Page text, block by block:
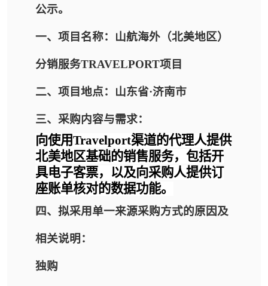
公示。
一、项目名称：山航海外（北美地区）
分销服务TRAVELPORT项目
二、项目地点：山东省·济南市
三、采购内容与需求：
向使用Travelport渠道的代理人提供
北美地区基础的销售服务，包括开
具电子客票，以及向采购人提供订
座账单核对的数据功能。
四、拟采用单一来源采购方式的原因及
相关说明：
独购